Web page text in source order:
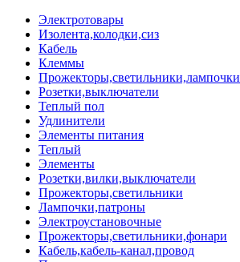
Электротовары
Изолента,колодки,сиз
Кабель
Клеммы
Прожекторы,светильники,лампочки
Розетки,выключатели
Теплый пол
Удлинители
Элементы питания
Теплый
Элементы
Розетки,вилки,выключатели
Прожекторы,светильники
Лампочки,патроны
Электроустановочные
Прожекторы,светильники,фонари
Кабель,кабель-канал,провод